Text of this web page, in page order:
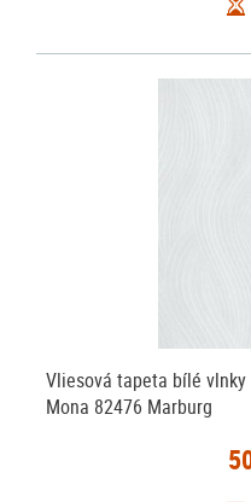
Vliesová tapeta bílé
Mona 82476 Marburg